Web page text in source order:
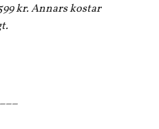
kr. Annars kostar